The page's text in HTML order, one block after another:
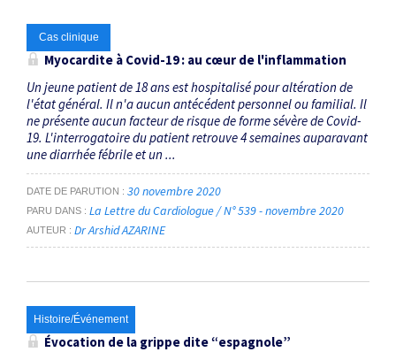
Cas clinique
Myocardite à Covid-19 : au cœur de l'inflammation
Un jeune patient de 18 ans est hospitalisé pour altération de
l'état général. Il n'a aucun antécédent personnel ou familial. Il
ne présente aucun facteur de risque de forme sévère de Covid-
19. L'interrogatoire du patient retrouve 4 semaines auparavant
une diarrhée fébrile et un ...
DATE DE PARUTION 30 novembre 2020
PARU DANS La Lettre du Cardiologue / N° 539 - novembre 2020
AUTEUR Dr Arshid AZARINE
Histoire/Événement
Évocation de la grippe dite “espagnole”